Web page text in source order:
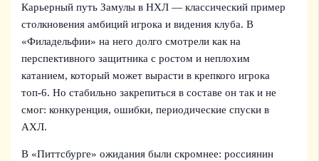
Карьерный путь Замулы в НХЛ — классический пример
столкновения амбиций игрока и видения клуба. В
«Филадельфии» на него долго смотрели как на
перспективного защитника с ростом и неплохим
катанием, который может вырасти в крепкого игрока
топ-6. Но стабильно закрепиться в составе он так и не
смог: конкуренция, ошибки, периодические спуски в
АХЛ.
В «Питтсбурге» ожидания были скромнее: россиянин